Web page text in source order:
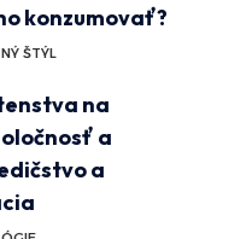
konzumovať?
ŠTÝL
na
a
a